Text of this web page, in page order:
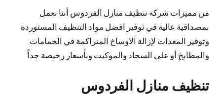
من مميزات شركة تنظيف منازل الفردوس أننا نعمل
بمصداقية عالية في توفير افضل مواد التنظيف المستوردة
وتوفير المعدات لإزالة الاوساخ المتراكمة في الحمامات
والمطابخ أو على السجاد والموكيت وبأسعار رخيصة جداً
تنظيف منازل الفردوس